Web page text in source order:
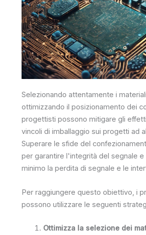
Selezionando attentamente i
ottimizzando il posizionamento dei
progettisti possono mitigare gli
vincoli di imballaggio sui progetti ad
Superare le sfide del
per garantire l'integrità del segnale e
minimo la perdita di segnale e le
Per raggiungere questo obiettivo, i
possono utilizzare le seguenti
Ottimizza la selezione dei